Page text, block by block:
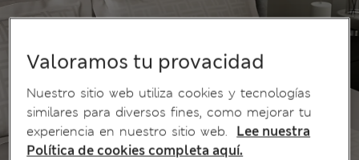
Valoramos tu provacidad
Nuestro sitio web utiliza cookies y tecnologías
similares para diversos fines, como mejorar tu
experiencia en nuestro sitio web.
Lee nuestra
Política de cookies completa aquí.